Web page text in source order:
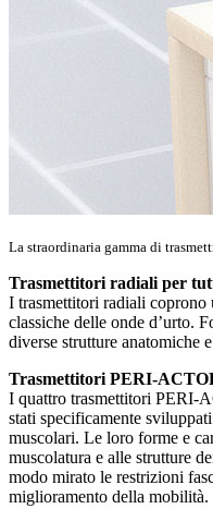
La straordinaria gamma di
Trasmettitori radiali per
I trasmettitori radiali
classiche delle onde d’urto.
diverse strutture anatomiche
Trasmettitori PERI-
I quattro trasmettitori PERI-
stati specificamente
muscolari. Le loro forme e
muscolatura e alle strutture
modo mirato le restrizioni
miglioramento della mobilità.